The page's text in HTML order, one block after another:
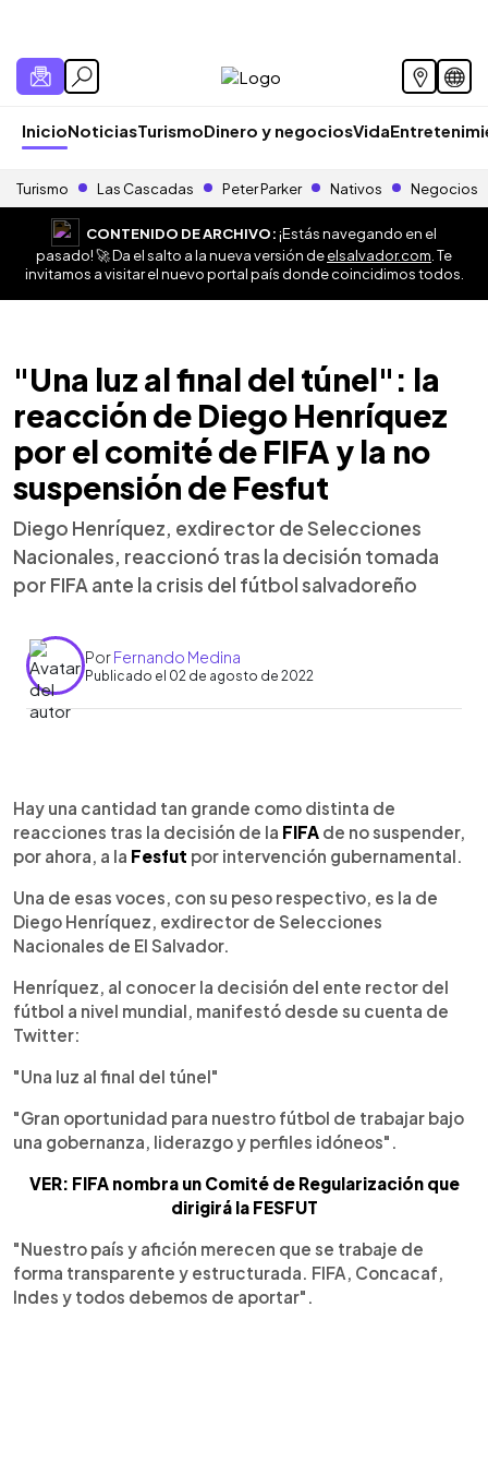
InicioNoticiasTurismoDinero y negociosVida
Turismo Las Cascadas Peter Parker Nativos Negocios
CONTENIDO DE ARCHIVO:¡Estás navegando en el
pasado! 🚀 Da el salto a la nueva versión deelsalvador.com . Te
invitamos a visitar el nuevo portal país donde coincidimos todos.
"Una luz al final del túnel": la
reacción de Diego Henríquez
por el comité de FIFA y la no
suspensión de Fesfut
Diego Henríquez, exdirector de Selecciones
Nacionales, reaccionó tras la decisión tomada
por FIFA ante la crisis del fútbol salvadoreño
PorFernando Medina
Publicado el 02 de agosto de 2022
Escuchar artículo
Hay una cantidad tan grande como distinta de
reacciones tras la decisión de la FIFA de no suspender,
por ahora, a la Fesfut por intervención gubernamental.
Una de esas voces, con su peso respectivo, es la de
Diego Henríquez, exdirector de Selecciones
Nacionales de El Salvador.
Henríquez, al conocer la decisión del ente rector del
fútbol a nivel mundial, manifestó desde su cuenta de
Twitter:
"Una luz al final del túnel"
"Gran oportunidad para nuestro fútbol de trabajar bajo
una gobernanza, liderazgo y perfiles idóneos".
VER: FIFA nombra un Comité de Regularización que
dirigirá la FESFUT
"Nuestro país y afición merecen que se trabaje de
forma transparente y estructurada. FIFA, Concacaf,
Indes y todos debemos de aportar".